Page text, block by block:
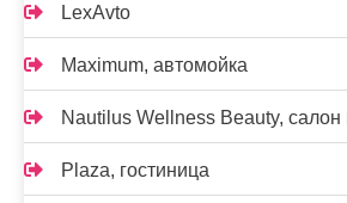
LexAvto
Maximum, автомойка
Nautilus Wellness Beauty, салон
Plaza, гостиница